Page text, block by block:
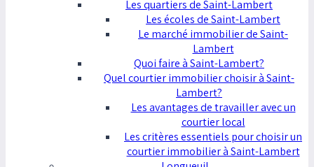
Les quartiers de Saint-Lambert
Les écoles de Saint-Lambert
Le marché immobilier de Saint-
Lambert
Quoi faire à Saint-Lambert?
Quel courtier immobilier choisir à Saint-
Lambert?
Les avantages de travailler avec un
courtier local
Les critères essentiels pour choisir un
courtier immobilier à Saint-Lambert